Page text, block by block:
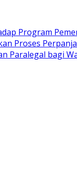
Program
Proses
Paralegal bagi